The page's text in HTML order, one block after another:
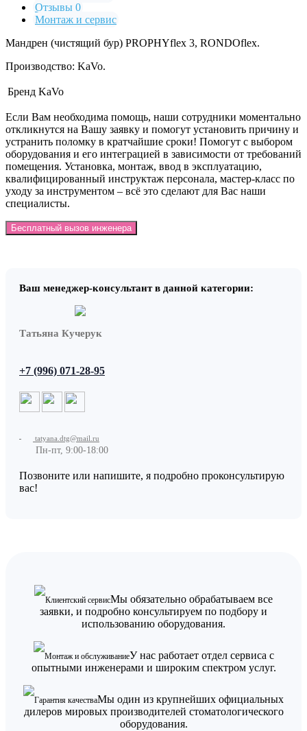
Отзывы 0
Монтаж и сервис
Мандрен (чистящий бур) PROPHYflex 3, RONDOflex.
Производство: KaVo.
Бренд KaVo
Если Вам необходима помощь, наши сотрудники моментально
откликнутся на Вашу заявку и помогут установить причину и
устранить поломку в кратчайшие сроки! Помогут с выбором
оборудования и его интеграцией в зависимости от требований
помещения. Установка, монтаж, ввод в эксплуатацию,
квалифицированный инструктаж персонала, мастер-класс по
уходу за инструментом – всё это сделают для Вас наши
специалисты.
Бесплатный вызов инженера
Ваш менеджер-консультант в данной категории:
Татьяна Кучерук
+7 (996) 071-28-95
tatyana.dtg@mail.ru
Пн-пт, 9:00-18:00
Позвоните или напишите, я подробно проконсультирую
вас!
Клиентский сервисМы обязательно обрабатываем все
заявки, и подробно консультируем по подбору и
использованию оборудования.
Монтаж и обслуживаниеУ нас работает отдел сервиса с
опытными инженерами и широким спектром услуг.
Гарантия качестваМы один из крупнейших официальных
дилеров мировых производителей стоматологического
оборудования.